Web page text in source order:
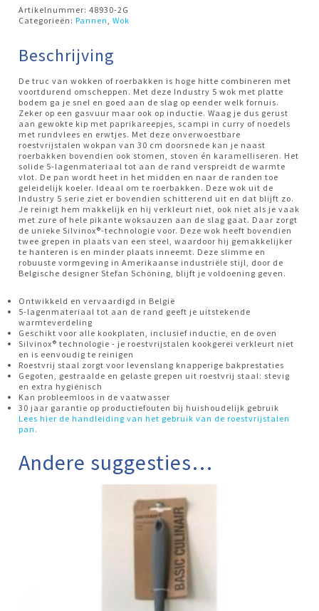
Artikelnummer:48930-2G
Categorieën:Pannen ,Wok
Beschrijving
De truc van wokken of roerbakken is hoge hitte combineren met
voortdurend omscheppen. Met deze Industry 5 wok met platte
bodem ga je snel en goed aan de slag op eender welk fornuis.
Zeker op een gasvuur maar ook op inductie. Waag je dus gerust
aan gewokte kip met paprikareepjes, scampi in curry of noedels
met rundvlees en erwtjes. Met deze onverwoestbare
roestvrijstalen wokpan van 30 cm doorsnede kan je naast
roerbakken bovendien ook stomen, stoven én karamelliseren. Het
solide 5-lagenmateriaal tot aan de rand verspreidt de warmte
vlot. De pan wordt heet in het midden en naar de randen toe
geleidelijk koeler. Ideaal om te roerbakken. Deze wok uit de
Industry 5 serie ziet er bovendien schitterend uit en dat blijft zo.
Je reinigt hem makkelijk en hij verkleurt niet, ook niet als je vaak
met zure of hele pikante woksauzen aan de slag gaat. Daar zorgt
de unieke Silvinox®-technologie voor. Deze wok heeft bovendien
twee grepen in plaats van een steel, waardoor hij gemakkelijker
te hanteren is en minder plaats inneemt. Deze slimme en
robuuste vormgeving in Amerikaanse industriële stijl, door de
Belgische designer Stefan Schöning, blijft je voldoening geven.
Ontwikkeld en vervaardigd in België
5-lagenmateriaal tot aan de rand geeft je uitstekende
warmteverdeling
Geschikt voor alle kookplaten, inclusief inductie, en de oven
Silvinox® technologie - je roestvrijstalen kookgerei verkleurt niet
en is eenvoudig te reinigen
Roestvrij staal zorgt voor levenslang knapperige bakprestaties
Gegoten, gestraalde en gelaste grepen uit roestvrij staal: stevig
en extra hygiënisch
Kan probleemloos in de vaatwasser
30 jaar garantie op productiefouten bij huishoudelijk gebruik
Lees hier de handleiding van het gebruik van de roestvrijstalen
pan.
Andere suggesties…